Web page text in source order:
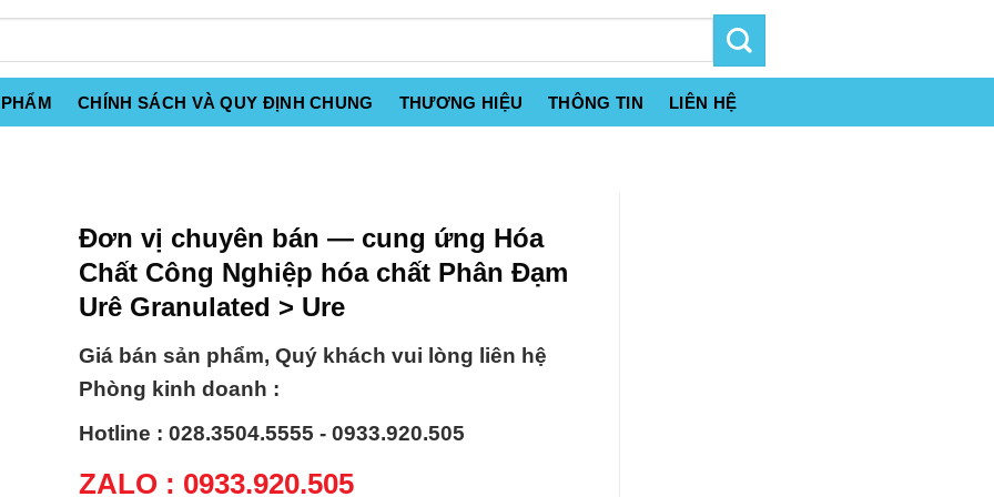
CHÍNH SÁCH VÀ QUY ĐỊNH CHUNG THƯƠNG HIỆU THÔNG TIN LIÊN HỆ
Đơn vị chuyên bán — cung ứng Hóa
Chất Công Nghiệp hóa chất Phân Đạm
Urê Granulated > Ure
Giá bán sản phẩm, Quý khách vui lòng liên hệ
Phòng kinh doanh :
Hotline : 028.3504.5555 - 0933.920.505
ZALO : 0933.920.505